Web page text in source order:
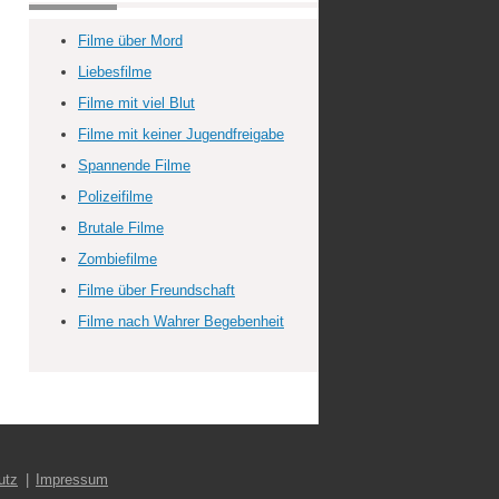
Filme über Mord
Liebesfilme
Filme mit viel Blut
Filme mit keiner Jugendfreigabe
Spannende Filme
Polizeifilme
Brutale Filme
Zombiefilme
Filme über Freundschaft
Filme nach Wahrer Begebenheit
Impressum